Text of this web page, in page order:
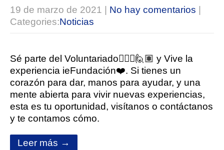
19 de marzo de 2021 No hay comentarios
Categories:Noticias
Sé parte del Voluntariado🙋🏻‍♂️🙋🏽 y Vive la
experiencia ieFundación❤️. Si tienes un
corazón para dar, manos para ayudar, y una
mente abierta para vivir nuevas experiencias,
esta es tu oportunidad, visítanos o contáctanos
y te contamos cómo.
Leer más →